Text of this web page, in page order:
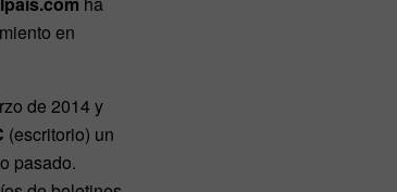
en
de 2014 y
(escritorio) un
pasado.